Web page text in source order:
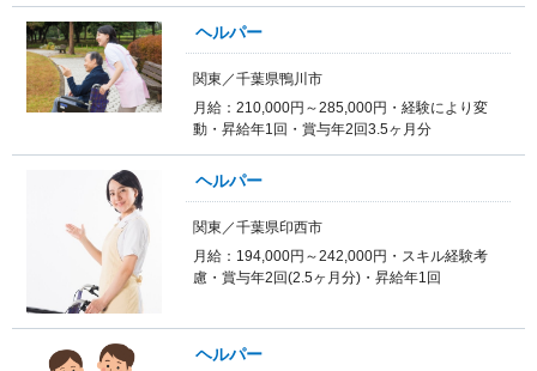
ヘルパー
関東／千葉県鴨川市
月給：210,000円～285,000円・経験により変
動・昇給年1回・賞与年2回3.5ヶ月分
ヘルパー
関東／千葉県印西市
月給：194,000円～242,000円・スキル経験考
慮・賞与年2回(2.5ヶ月分)・昇給年1回
ヘルパー